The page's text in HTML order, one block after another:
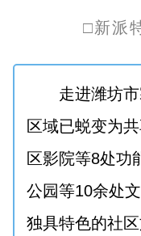
□新派
走进潍坊市
区域已蜕变为
区影院等8处功
公园等10余处
独具特色的社区